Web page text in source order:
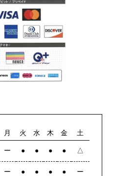
月 火 水 木 金 土
ー ● ● ● ● △
ー ● ● ● ● ー